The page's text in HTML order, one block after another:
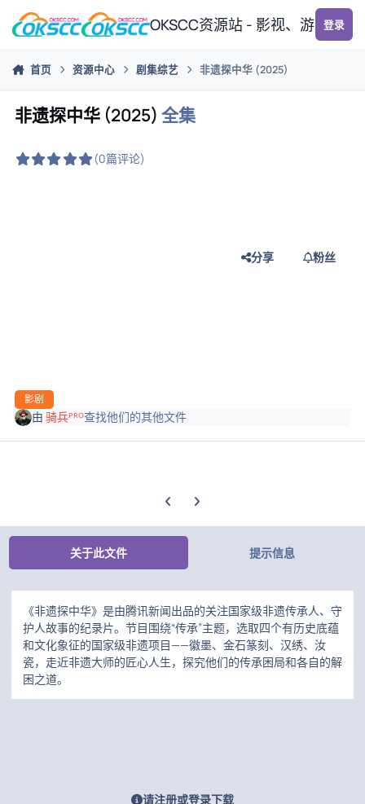
跳转到帖子
OKSCC资源站 - 影视、游戏、
登录
首页 资源中心 剧集综艺 非遗探中华 (2025)
非遗探中华 (2025)全集
(0篇评论)
影剧
分享 粉丝
由骑兵ᴾᴿᴼ查找他们的其他文件
上一张轮播幻灯片
下一张轮播幻灯片
关于此文件 提示信息
《非遗探中华》是由腾讯新闻出品的关注国家级非遗传承人、守
护人故事的纪录片。节目围绕“传承”主题，选取四个有历史底蕴
和文化象征的国家级非遗项目——徽墨、金石篆刻、汉绣、汝
瓷，走近非遗大师的匠心人生，探究他们的传承困局和各自的解
困之道。
请注册或登录下载